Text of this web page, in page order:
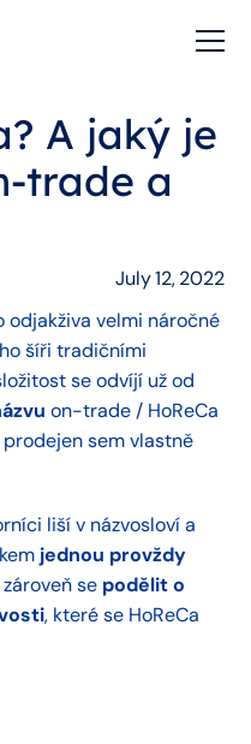
A jaký je
trade a
July 12, 2022
odjakživa velmi náročné
šíři tradičními
se odvíjí už od
on-trade / HoReCa
sem vlastně
liší v názvosloví a
jednou provždy
zároveň se podělit o
, které se HoReCa